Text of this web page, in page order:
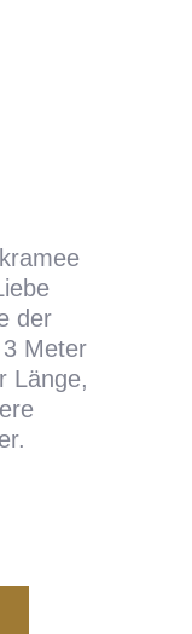
der
Meter
Länge,